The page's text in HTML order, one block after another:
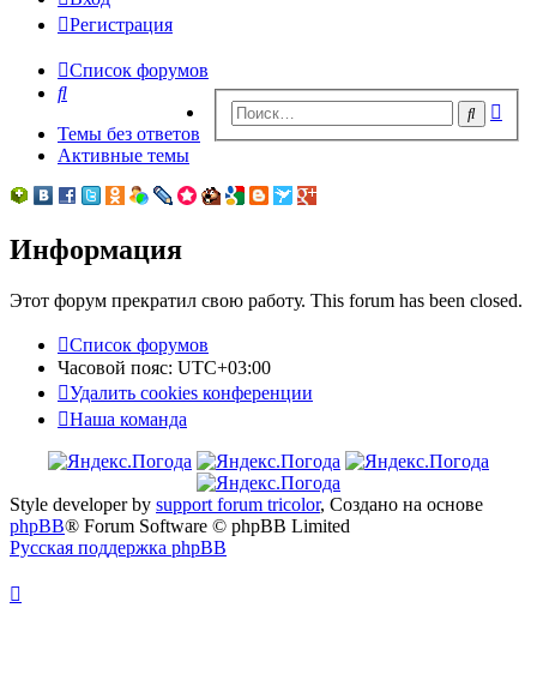
Регистрация
Список форумов
Поиск
Поиск
Темы без ответов
Активные темы
Информация
Этот форум прекратил свою работу. This forum has been closed.
Список форумов
Часовой пояс: UTC+03:00
Удалить cookies конференции
Наша команда
Style developer by support forum tricolor, Создано на основе
phpBB® Forum Software © phpBB Limited
Русская поддержка phpBB